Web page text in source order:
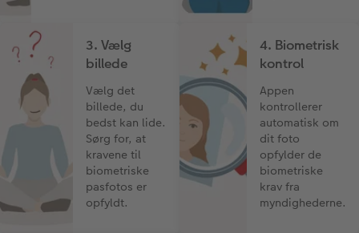
3. Vælg
billede
Vælg det
billede, du
bedst kan lide.
Sørg for, at
kravene til
biometriske
pasfotos er
opfyldt.
4. Biometrisk
kontrol
Appen
kontrollerer
automatisk om
dit foto
opfylder de
biometriske
krav fra
myndighederne.